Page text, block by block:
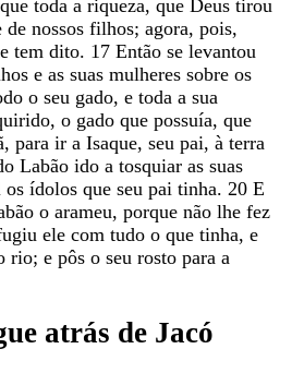
toda a riqueza, que Deus tirou
de nossos filhos; agora, pois,
tem dito. 17 Então se levantou
e as suas mulheres sobre os
o seu gado, e toda a sua
, o gado que possuía, que
, para ir a Isaque, seu pai, à terra
Labão ido a tosquiar as suas
os ídolos que seu pai tinha. 20 E
o arameu, porque não lhe fez
ele com tudo o que tinha, e
rio; e pôs o seu rosto para a
atrás de Jacó